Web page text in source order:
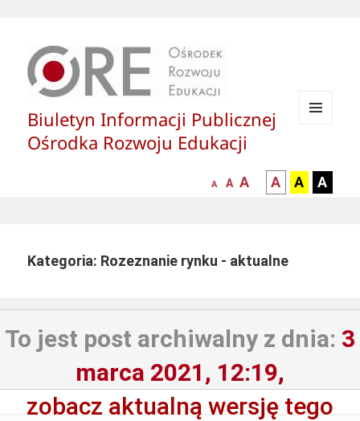
Biuletyn Informacji Publicznej
Ośrodka Rozwoju Edukacji
mniejsza
A
normalna
A
większa-
czcionka
A
kontrast
czarny
tle
A
kontrast
czarny
A
żółty
A
Kategoria: Rozeznanie rynku - aktualne
To jest post archiwalny z dnia: 3
marca 2021, 12:19,
zobacz aktualną wersję tego